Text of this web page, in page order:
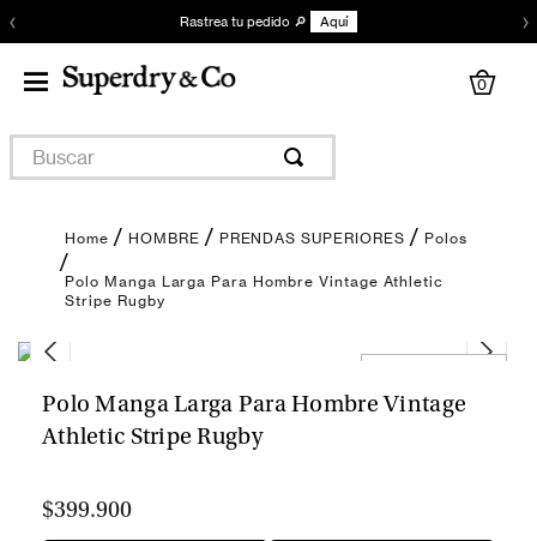
‹ Actualiza tu clóset 💙 ›
0
Buscar
HOMBRE PRENDAS SUPERIORES Polos
Polo Manga Larga Para Hombre Vintage Athletic
Stripe Rugby
Polo Manga Larga Para Hombre Vintage
Athletic Stripe Rugby
$399.900